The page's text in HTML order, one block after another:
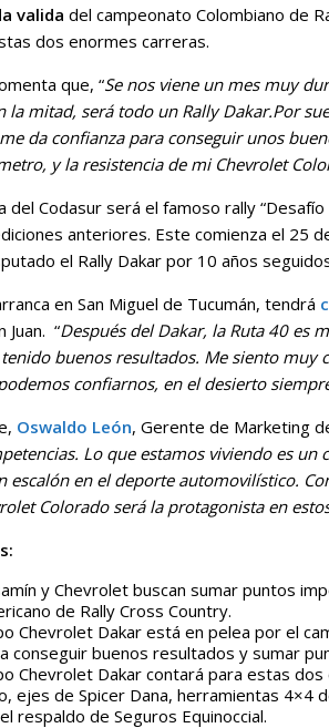
valida del campeonato Colombiano de
dos enormes carreras.
que, “Se nos viene un mes muy
la mitad, será todo un Rally Dakar.Por
da confianza para conseguir unos
y la resistencia de mi Chevrolet
del Codasur será el famoso rally
anteriores. Este comienza el 25
el Rally Dakar por 10 años
en San Miguel de Tucumán, tendrá
Juan. “Después del Dakar, la Ruta 40 es
buenos resultados. Me siento
confiarnos, en el desierto
Oswaldo León, Gerente de Marketing
Lo que estamos viviendo es
escalón en el deporte automovilístico.
Colorado será la protagonista en
y Chevrolet buscan sumar puntos
de Rally Cross Country.
Chevrolet Dakar está en pelea por el
conseguir buenos resultados y sumar
Chevrolet Dakar contará para estas
ejes de Spicer Dana, herramientas 4×4
respaldo de Seguros Equinoccial.